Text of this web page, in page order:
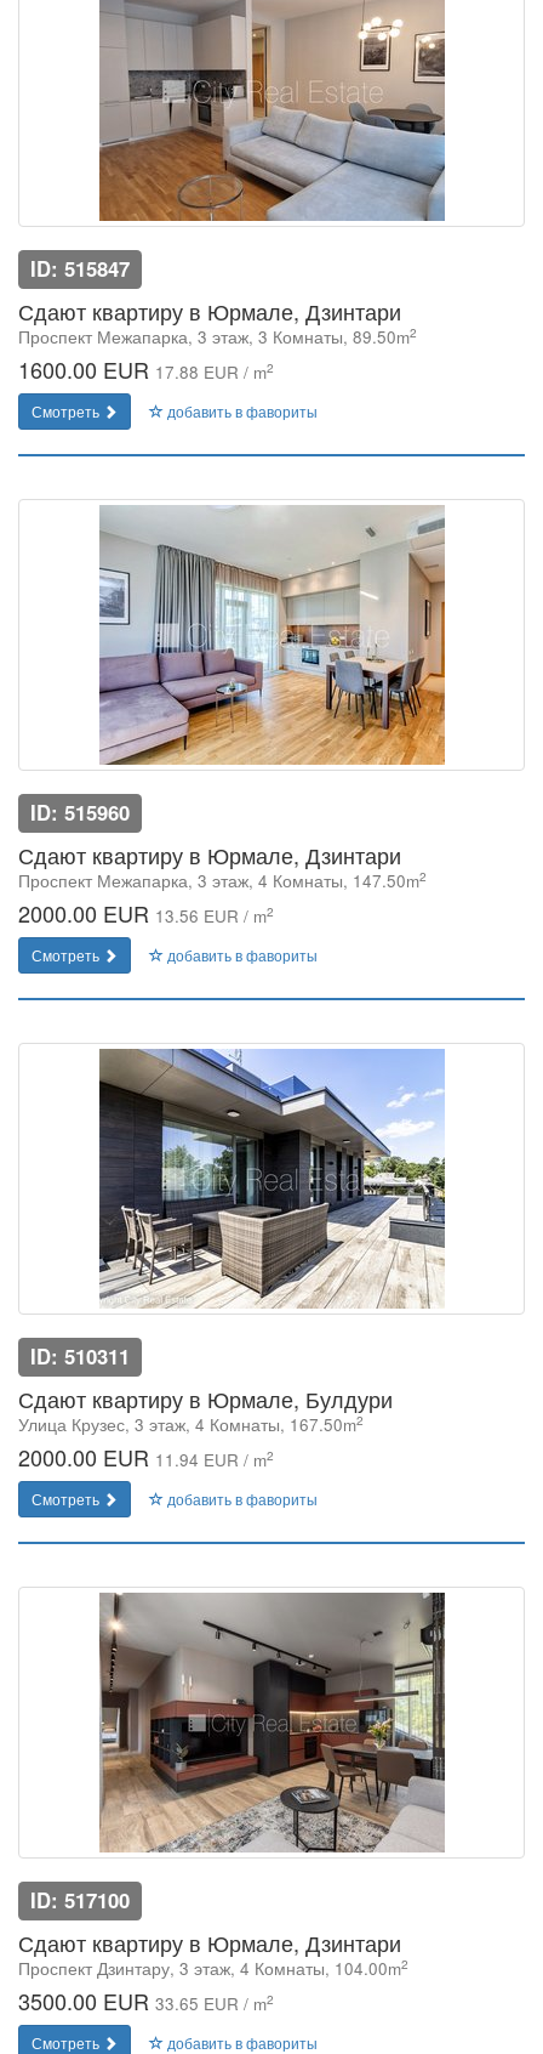
ID: 515847
Сдают квартиру в Юрмале, Дзинтари
Проспект Межапарка, 3 этаж, 3 Комнаты, 89.50m2
1600.00 EUR 17.88 EUR / m2
Смотреть добавить в фавориты
ID: 515960
Сдают квартиру в Юрмале, Дзинтари
Проспект Межапарка, 3 этаж, 4 Комнаты, 147.50m2
2000.00 EUR 13.56 EUR / m2
Смотреть добавить в фавориты
ID: 510311
Сдают квартиру в Юрмале, Булдури
Улица Крузес, 3 этаж, 4 Комнаты, 167.50m2
2000.00 EUR 11.94 EUR / m2
Смотреть добавить в фавориты
ID: 517100
Сдают квартиру в Юрмале, Дзинтари
Проспект Дзинтару, 3 этаж, 4 Комнаты, 104.00m2
3500.00 EUR 33.65 EUR / m2
Смотреть добавить в фавориты